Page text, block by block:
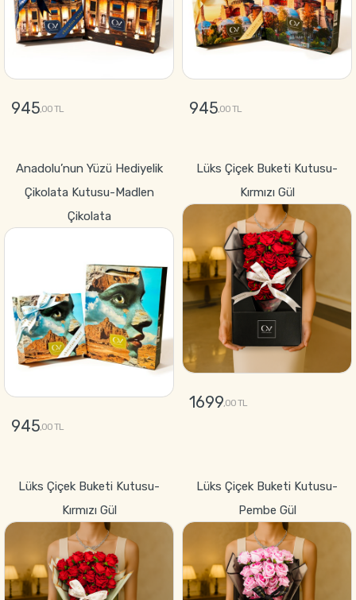
945,00 TL 945,00 TL
Anadolu’nun Yüzü Hediyelik
Çikolata Kutusu-Madlen
Çikolata
945,00 TL
Lüks Çiçek Buketi Kutusu-
Kırmızı Gül
1699,00 TL
Lüks Çiçek Buketi Kutusu-
Kırmızı Gül
Lüks Çiçek Buketi Kutusu-
Pembe Gül